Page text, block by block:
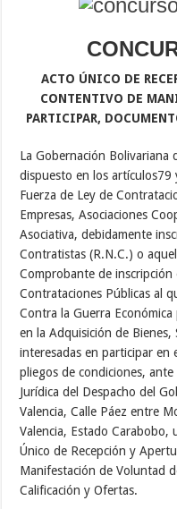
ACTO ÚNICO DE
CONTENTIVO DE
PARTICIPAR,
La Gobernación Bolivariana
dispuesto en los
Fuerza de Ley de
Empresas, Asociaciones
Asociativa, debidamente
Contratistas (R.N.C.) o
Comprobante de
Contrataciones Públicas al
Contra la Guerra
en la Adquisición de Bienes,
interesadas en participar en
pliegos de condiciones,
Jurídica del Despacho del
Valencia, Calle Páez entre
Valencia, Estado Carabobo,
Único de Recepción y
Manifestación de Voluntad
Calificación y Ofertas.